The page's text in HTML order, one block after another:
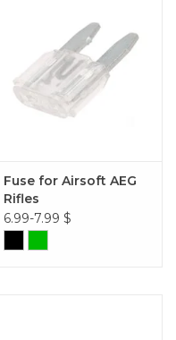
Fuse for Airsoft AEG
Rifles
6.99-7.99 $